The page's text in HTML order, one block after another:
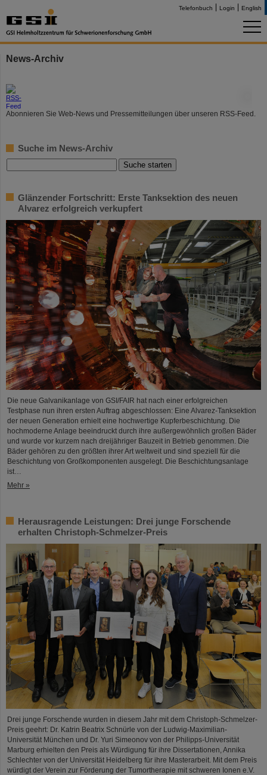
Telefonbuch Login English
News-Archiv
Abonnieren Sie Web-News und Pressemitteilungen über unseren RSS-Feed.
Suche im News-Archiv
Glänzender Fortschritt: Erste Tanksektion des neuen
Alvarez erfolgreich verkupfert
Die neue Galvanikanlage von GSI/FAIR hat nach einer erfolgreichen
Testphase nun ihren ersten Auftrag abgeschlossen: Eine Alvarez-Tanksektion
der neuen Generation erhielt eine hochwertige Kupferbeschichtung. Die
hochmoderne Anlage beeindruckt durch ihre außergewöhnlich großen Bäder
und wurde vor kurzem nach dreijähriger Bauzeit in Betrieb genommen. Die
Bäder gehören zu den größten ihrer Art weltweit und sind speziell für die
Beschichtung von Großkomponenten ausgelegt. Die Beschichtungsanlage
ist…
Mehr »
Herausragende Leistungen: Drei junge Forschende
erhalten Christoph-Schmelzer-Preis
Drei junge Forschende wurden in diesem Jahr mit dem Christoph-Schmelzer-
Preis geehrt: Dr. Katrin Beatrix Schnürle von der Ludwig-Maximilian-
Universität München und Dr. Yuri Simeonov von der Philipps-Universität
Marburg erhielten den Preis als Würdigung für ihre Dissertationen, Annika
Schlechter von der Universität Heidelberg für ihre Masterarbeit. Mit dem Preis
würdigt der Verein zur Förderung der Tumortherapie mit schweren Ionen e.V.